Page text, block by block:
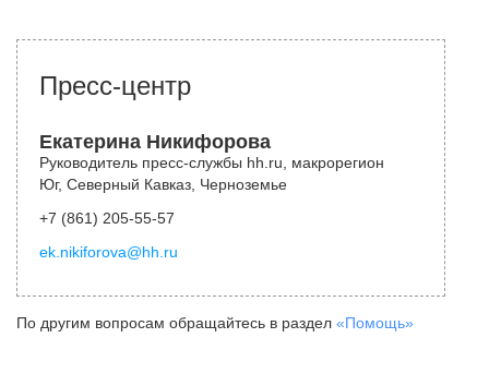
Пресс-центр
Екатерина Никифорова
Руководитель пресс-службы hh.ru, макрорегион
Юг, Северный Кавказ, Черноземье
+7 (861) 205-55-57
ek.nikiforova@hh.ru
По другим вопросам обращайтесь в раздел «Помощь»